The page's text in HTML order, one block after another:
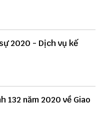
2020 - Dịch vụ kế
132 năm 2020 về Giao